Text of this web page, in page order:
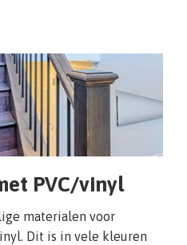
PVC/vinyl
materialen voor
Dit is in vele kleuren